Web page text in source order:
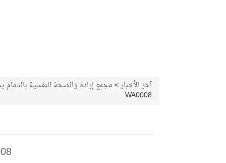
آخر الأخبار>مجمع إرادة والصحة النفسية
WA0008